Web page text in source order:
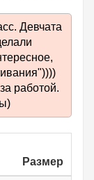
Девчата
работой.
Размер